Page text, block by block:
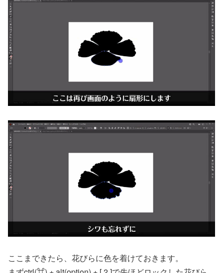
ここまできたら、花びらに色を着けておきます。